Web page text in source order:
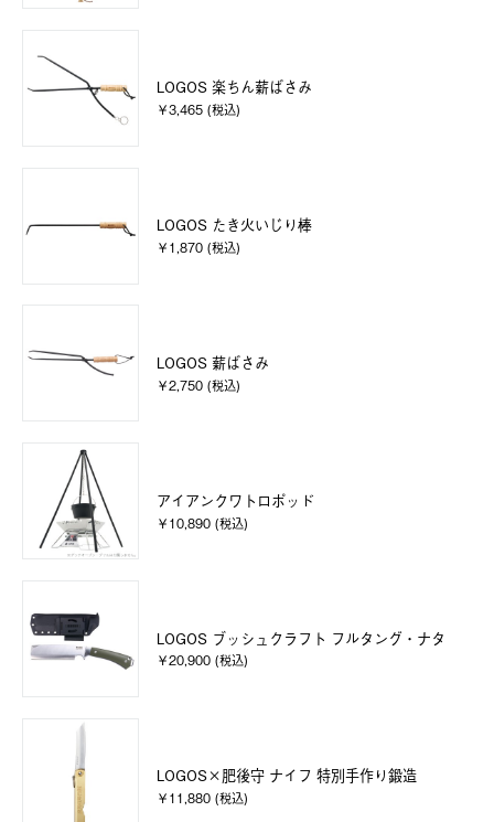
LOGOS 楽ちん薪ばさみ
￥3,465 (税込)
LOGOS たき火いじり棒
￥1,870 (税込)
LOGOS 薪ばさみ
￥2,750 (税込)
アイアンクワトロポッド
￥10,890 (税込)
LOGOS ブッシュクラフト フルタング・ナタ
￥20,900 (税込)
LOGOS×肥後守 ナイフ 特別手作り鍛造
￥11,880 (税込)